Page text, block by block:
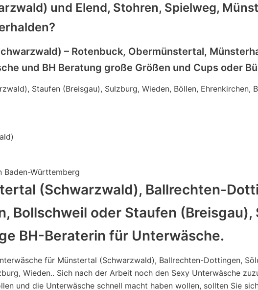
und Elend, Stohren, Spielweg,
– Rotenbuck, Obermünstertal,
und BH Beratung große Größen und Cups oder
Staufen (Breisgau), Sulzburg, Wieden, Böllen, Ehrenkirchen,
Baden-Württemberg
(Schwarzwald), Ballrechten-
Bollschweil oder Staufen
BH-Beraterin für Unterwäsche.
für Münstertal (Schwarzwald), Ballrechten-Dottingen,
Wieden.. Sich nach der Arbeit noch den Sexy Unterwäsche
und die Unterwäsche schnell macht haben wollen, sollten Sie